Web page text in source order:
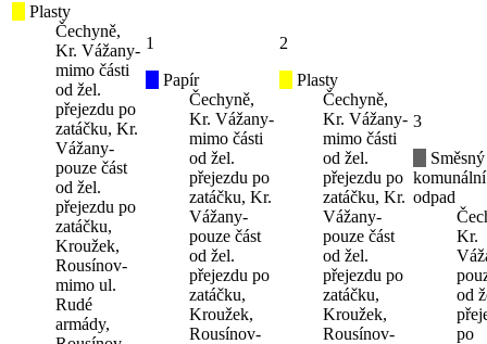
Plasty
Čechyně,
Kr. Vážany-
mimo části
od žel.
přejezdu po
zatáčku, Kr.
Vážany-
pouze část
od žel.
přejezdu po
zatáčku,
Kroužek,
Rousínov-
mimo ul.
Rudé
armády,
1
Papír
Čechyně,
Kr. Vážany-
mimo části
od žel.
přejezdu po
zatáčku, Kr.
Vážany-
pouze část
od žel.
přejezdu po
zatáčku,
Kroužek,
Rousínov-
2
Plasty
Čechyně,
Kr. Vážany-
mimo části
od žel.
přejezdu po
zatáčku, Kr.
Vážany-
pouze část
od žel.
přejezdu po
zatáčku,
Kroužek,
Rousínov-
3
Směsný
komunální
odpad
Kr.
od
po